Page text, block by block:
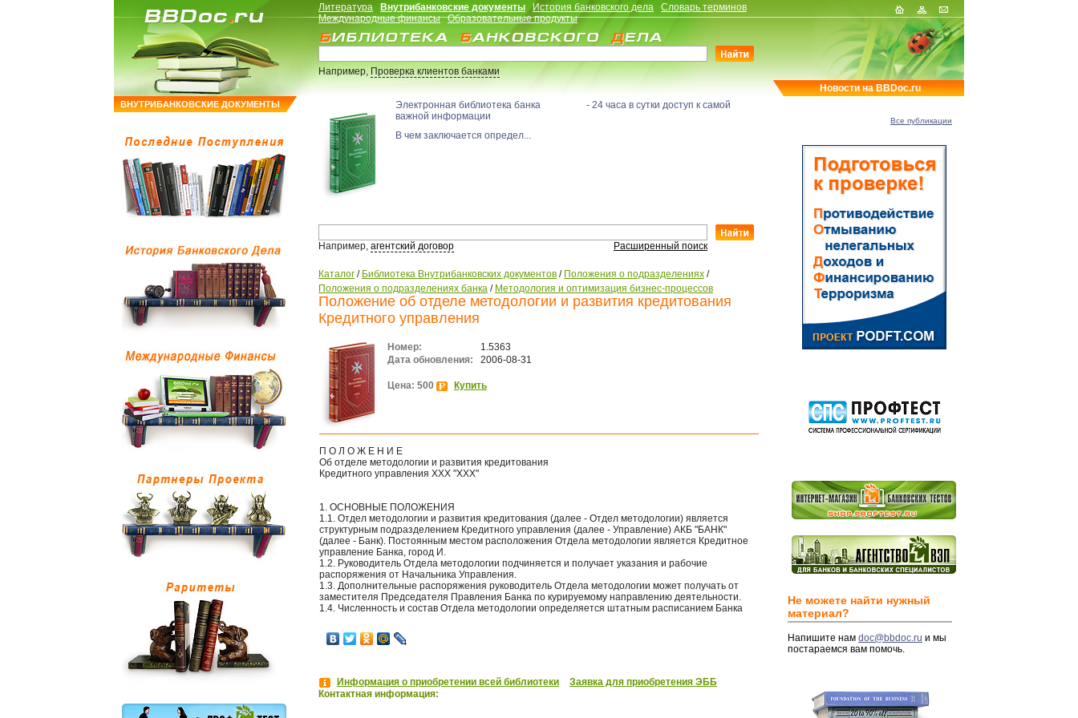
ВНУТРИБАНКОВСКИЕ ДОКУМЕНТЫ
Литература Внутрибанковские документы История банковского дела
Словарь терминов
Международные финансы
Образовательные продукты
Например,Проверка клиентов банками
Электронная библиотека банка - 24 часа в сутки доступ к самой
важной информации
В чем заключается определ...
Например, агентский договор Расширенный поиск
Каталог / Библиотека Внутрибанковских документов / Положения о подразделениях /
Положения о подразделениях банка / Методология и оптимизация бизнес-процессов
Положение об отделе методологии и развития кредитования
Кредитного управления
Номер:
1.5363
Дата обновления:
2006-08-31
Цена: 500 Купить
П О Л О Ж Е Н И Е
Об отделе методологии и развития кредитования
Кредитного управления ХХХ "ХХХ"
1. ОСНОВНЫЕ ПОЛОЖЕНИЯ
1.1. Отдел методологии и развития кредитования (далее - Отдел методологии) является
структурным подразделением Кредитного управления (далее - Управление) АКБ "БАНК"
(далее - Банк). Постоянным местом расположения Отдела методологии является Кредитное
управление Банка, город И.
1.2. Руководитель Отдела методологии подчиняется и получает указания и рабочие
распоряжения от Начальника Управления.
1.3. Дополнительные распоряжения руководитель Отдела методологии может получать от
заместителя Председателя Правления Банка по курируемому направлению деятельности.
1.4. Численность и состав Отдела методологии определяется штатным расписанием Банка
Информация о приобретении всей библиотеки
Заявка для приобретения ЭББ
Контактная информация:
Новости на BBDoc.ru
Все публикации
Не можете найти нужный
материал?
Напишите нам doc@bbdoc.ru и мы
постараемся вам помочь.